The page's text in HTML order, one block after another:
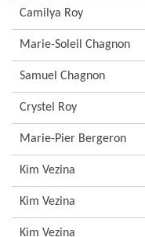
Camilya Roy
Marie-Soleil Chagnon
Samuel Chagnon
Crystel Roy
Marie-Pier Bergeron
Kim Vezina
Kim Vezina
Kim Vezina